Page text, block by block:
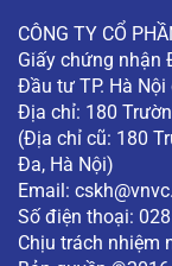
CÔNG TY CỔ
Giấy chứng nhận
Đầu tư TP. Hà
Địa chỉ: 180
(Địa chỉ cũ: 180
Đa, Hà Nội)
Email:
Số điện thoại:
Chịu trách nhiệm